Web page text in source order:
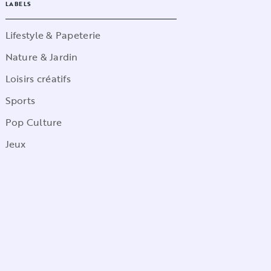
LABELS
Lifestyle & Papeterie
Nature & Jardin
Loisirs créatifs
Sports
Pop Culture
Jeux